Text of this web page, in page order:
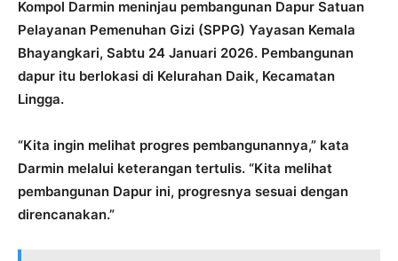
Kompol Darmin meninjau pembangunan Dapur Satuan
Pelayanan Pemenuhan Gizi (SPPG) Yayasan Kemala
Bhayangkari, Sabtu 24 Januari 2026. Pembangunan
dapur itu berlokasi di Kelurahan Daik, Kecamatan
Lingga.
“Kita ingin melihat progres pembangunannya,” kata
Darmin melalui keterangan tertulis. “Kita melihat
pembangunan Dapur ini, progresnya sesuai dengan
direncanakan.”